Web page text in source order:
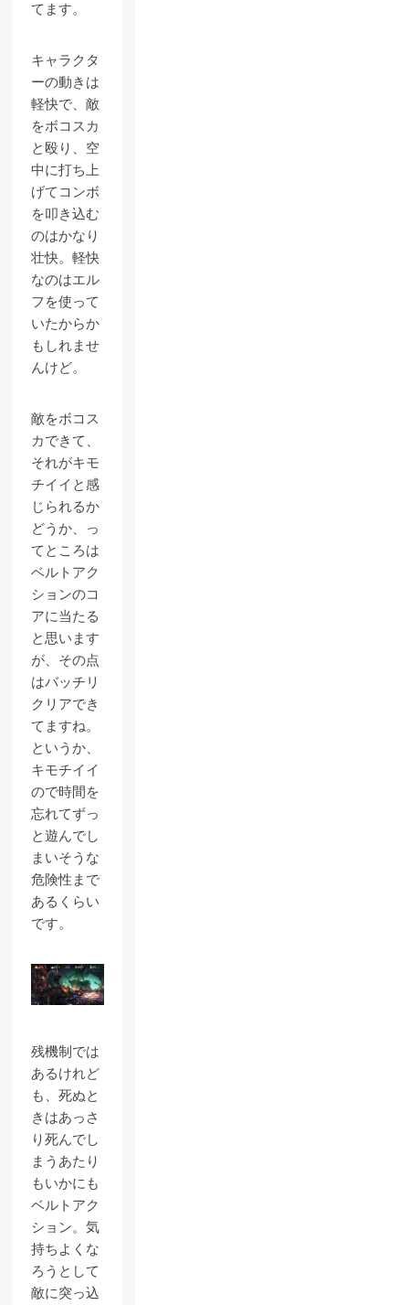
てます。
キャラクタ
ーの動きは
軽快で、敵
をボコスカ
と殴り、空
中に打ち上
げてコンボ
を叩き込む
のはかなり
壮快。軽快
なのはエル
フを使って
いたからか
もしれませ
んけど。
敵をボコス
カできて、
それがキモ
チイイと感
じられるか
どうか、っ
てところは
ベルトアク
ションのコ
アに当たる
と思います
が、その点
はバッチリ
クリアでき
てますね。
というか、
キモチイイ
ので時間を
忘れてずっ
と遊んでし
まいそうな
危険性まで
あるくらい
です。
残機制では
あるけれど
も、死ぬと
きはあっさ
り死んでし
まうあたり
もいかにも
ベルトアク
ション。気
持ちよくな
ろうとして
敵に突っ込